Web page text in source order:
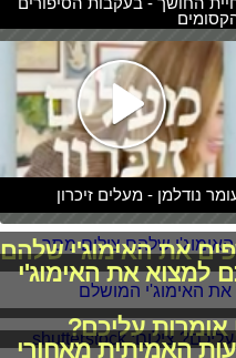
נודלמן - מעלים זיכרון
למצוא את האימוג'י
עליכם?
האמיתית מאחורי